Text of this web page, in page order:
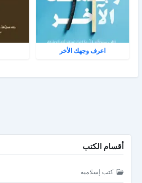
اعرف وجهك الأخر
أقسام الكتب
كتب إسلامية